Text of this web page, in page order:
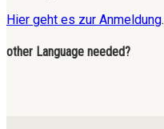
Hier geht es zur Anmeldung.
other Language needed?